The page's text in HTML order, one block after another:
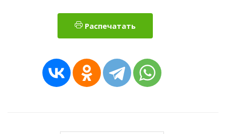
Распечатать